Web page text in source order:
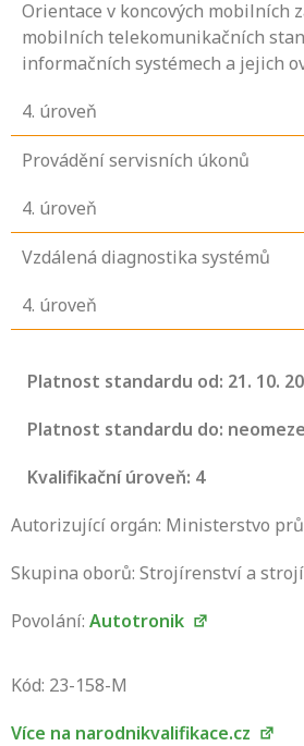
Orientace v koncových mobilních
mobilních telekomunikačních
informačních systémech a jejich
4. úroveň
Provádění servisních úkonů
4. úroveň
Vzdálená diagnostika systémů
4. úroveň
Platnost standardu od: 21. 10.
Platnost standardu do:
Kvalifikační úroveň: 4
Autorizující orgán: Ministerstvo
Skupina oborů: Strojírenství a
Povolání: Autotronik
Kód: 23-158-M
Více na narodnikvalifikace.cz
Víte, jaké dovednosti